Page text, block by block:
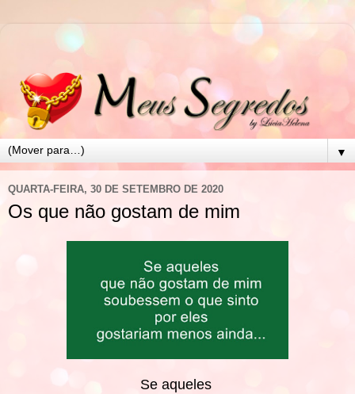
▼
QUARTA-FEIRA, 30 DE SETEMBRO DE 2020
Os que não gostam de mim
Se aqueles